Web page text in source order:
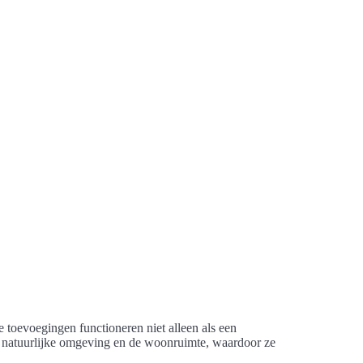
functioneren niet alleen als een
omgeving en de woonruimte, waardoor ze